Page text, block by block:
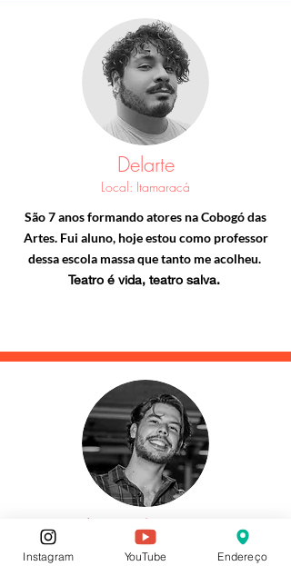
Delarte
Local: Itamaracá
São 7 anos formando atores na Cobogó das
Artes. Fui aluno, hoje estou como professor
dessa escola massa que tanto me acolheu.
Teatro é vida, teatro salva.
Laerte Augusto
Local: Ipsep
Instagram YouTube Endereço